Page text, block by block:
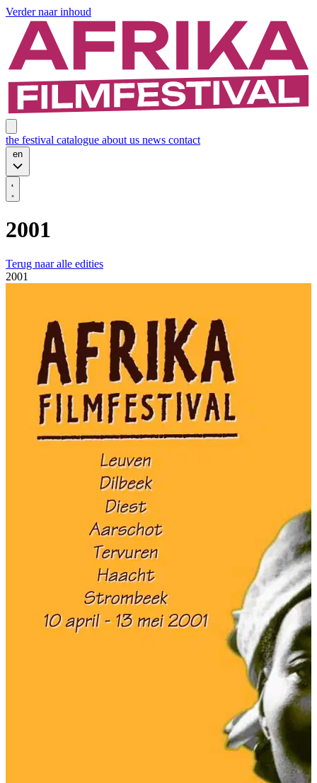
Verder naar inhoud
the festival catalogue about us news contact
en
2001
Terug naar alle edities
2001